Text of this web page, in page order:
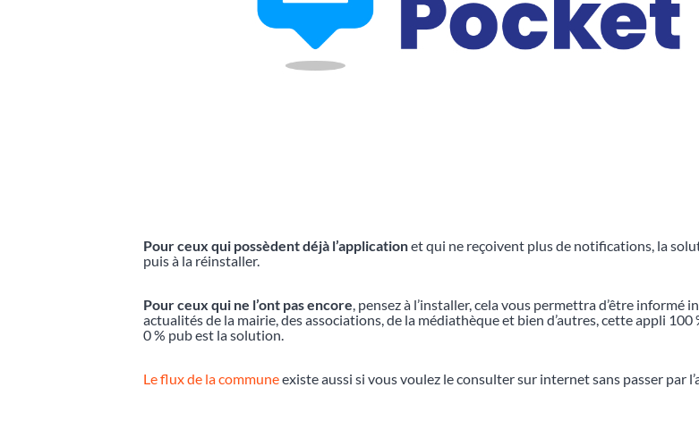
Pour ceux qui possèdent déjà l’applicationet qui ne reçoivent plus de notifications, la
puis à la réinstaller.
Pour ceux qui ne l’ont pas encore , pensez à l’installer, cela vous permettra d’être informé
actualités de la mairie, des associations, de la médiathèque et bien d’autres, cette appli
0 % pub est la solution.
Le flux de la communeexiste aussi si vous voulez le consulter sur internet sans passer par